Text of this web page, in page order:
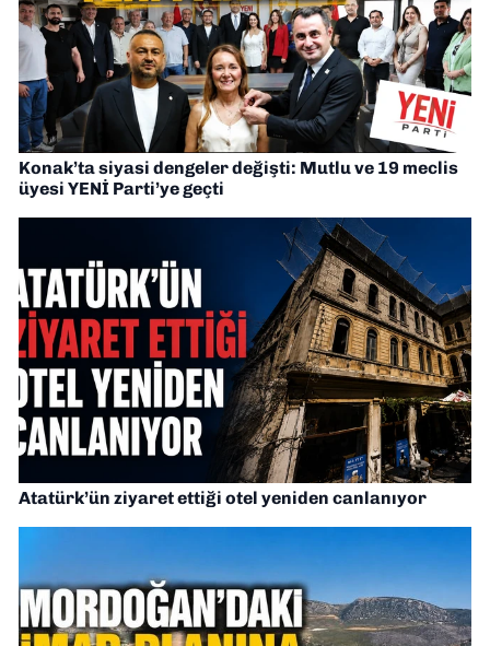
Konak’ta siyasi dengeler değişti: Mutlu ve 19 meclis
üyesi YENİ Parti’ye geçti
Atatürk’ün ziyaret ettiği otel yeniden canlanıyor